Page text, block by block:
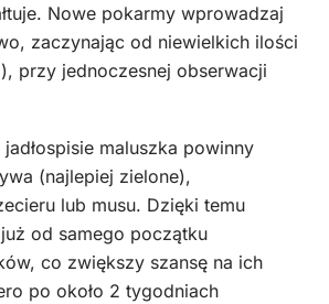
Nowe pokarmy wprowadzaj
zaczynając od niewielkich ilości
przy jednoczesnej obserwacji
maluszka powinny
(najlepiej zielone),
lub musu. Dzięki temu
od samego początku
co zwiększy szansę na ich
po około 2 tygodniach